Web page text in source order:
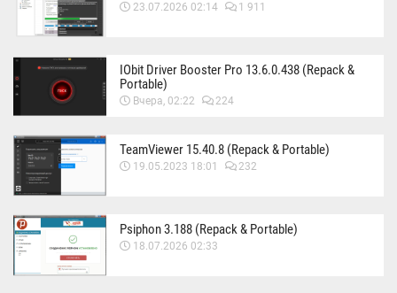
23.07.2026 02:14 1 911
IObit Driver Booster Pro 13.6.0.438 (Repack &
Portable)
Вчера, 02:22 224
TeamViewer 15.40.8 (Repack & Portable)
19.05.2023 18:01 232
Psiphon 3.188 (Repack & Portable)
18.07.2026 02:33